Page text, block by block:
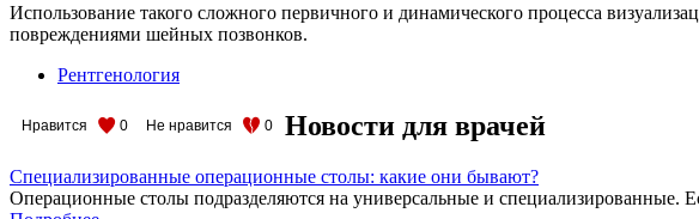
Использование такого сложного первичного и динамического процесса
повреждениями шейных позвонков.
Рентгенология
Нравится 0 Не нравится 0 Новости для врачей
Специализированные операционные столы: какие они бывают?
Операционные столы подразделяются на универсальные и специализированные.